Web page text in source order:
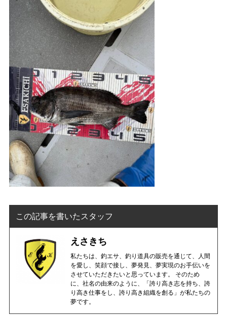
この記事を書いたスタッフ
えさきち
私たちは、釣エサ、釣り道具の販売を通じて、人間
を愛し、笑顔で接し、夢発見、夢実現のお手伝いを
させていただきたいと思っています。 そのため
に、社名の由来のように、「誇り高き志を持ち、誇
り高き仕事をし、誇り高き組織を創る」が私たちの
夢です。